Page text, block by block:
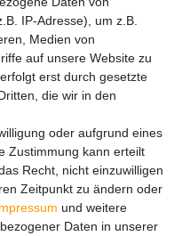
IP-Adresse), um z.B.
Medien von
auf unsere Website zu
erst durch gesetzte
die wir in den
oder aufgrund eines
Zustimmung kann erteilt
Recht, nicht einzuwilligen
Zeitpunkt zu ändern oder
und weitere
Daten in unserer